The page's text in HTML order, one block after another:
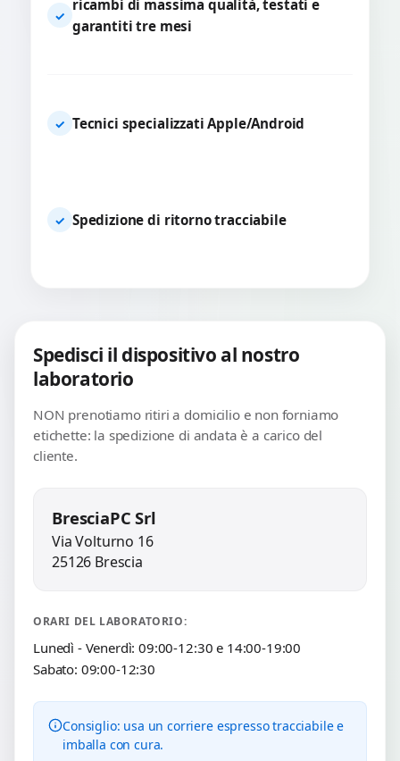
✓
ricambi di massima qualità, testati e
garantiti tre mesi
✓ Tecnici specializzati Apple/Android
✓ Spedizione di ritorno tracciabile
Spedisci il dispositivo al nostro
laboratorio
NON prenotiamo ritiri a domicilio e non forniamo
etichette: la spedizione di andata è a carico del
cliente.
BresciaPC Srl
Via Volturno 16
25126 Brescia
ORARI DEL LABORATORIO:
Lunedì - Venerdì: 09:00-12:30 e 14:00-19:00
Sabato: 09:00-12:30
Consiglio: usa un corriere espresso tracciabile e
imballa con cura.